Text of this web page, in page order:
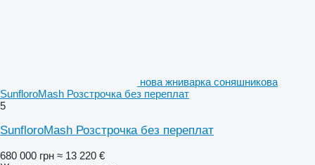
нова жниварка соняшникова
SunfloroMash Розстрочка без переплат
5
SunfloroMash Розстрочка без переплат
680 000 грн ≈ 13 220 €